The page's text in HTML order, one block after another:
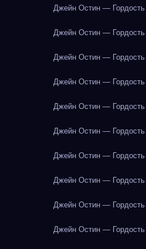
Джейн Остин —
Джейн Остин —
Джейн Остин —
Джейн Остин —
Джейн Остин —
Джейн Остин —
Джейн Остин —
Джейн Остин —
Джейн Остин —
Джейн Остин —